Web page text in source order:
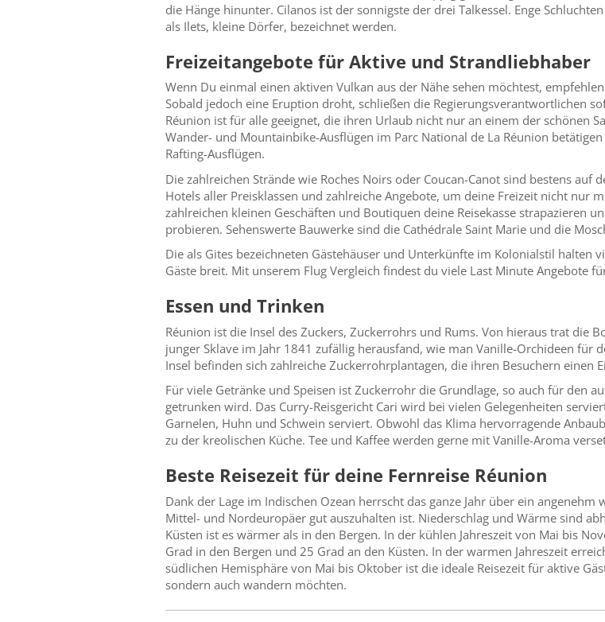
die Hänge hinunter. Cilanos ist der sonnigste der drei Talkessel. Enge
als Ilets, kleine Dörfer, bezeichnet werden.
Freizeitangebote für Aktive und Strandliebhaber
Wenn Du einmal einen aktiven Vulkan aus der Nähe sehen möchtest,
Sobald jedoch eine Eruption droht, schließen die Regierungsverantwortlichen
Réunion ist für alle geeignet, die ihren Urlaub nicht nur an einem der schönen
Wander- und Mountainbike-Ausflügen im Parc National de La Réunion
Rafting-Ausflügen.
Die zahlreichen Strände wie Roches Noirs oder Coucan-Canot sind bestens auf
Hotels aller Preisklassen und zahlreiche Angebote, um deine Freizeit nicht nur
zahlreichen kleinen Geschäften und Boutiquen deine Reisekasse strapazieren
probieren. Sehenswerte Bauwerke sind die Cathédrale Saint Marie und die
Die als Gites bezeichneten Gästehäuser und Unterkünfte im Kolonialstil halten
Gäste breit. Mit unserem Flug Vergleich findest du viele Last Minute Angebote
Essen und Trinken
Réunion ist die Insel des Zuckers, Zuckerrohrs und Rums. Von hieraus trat die
junger Sklave im Jahr 1841 zufällig herausfand, wie man Vanille-Orchideen für
Insel befinden sich zahlreiche Zuckerrohrplantagen, die ihren Besuchern einen
Für viele Getränke und Speisen ist Zuckerrohr die Grundlage, so auch für den
getrunken wird. Das Curry-Reisgericht Cari wird bei vielen Gelegenheiten
Garnelen, Huhn und Schwein serviert. Obwohl das Klima hervorragende
zu der kreolischen Küche. Tee und Kaffee werden gerne mit Vanille-Aroma
Beste Reisezeit für deine Fernreise Réunion
Dank der Lage im Indischen Ozean herrscht das ganze Jahr über ein
Mittel- und Nordeuropäer gut auszuhalten ist. Niederschlag und Wärme sind
Küsten ist es wärmer als in den Bergen. In der kühlen Jahreszeit von Mai bis
Grad in den Bergen und 25 Grad an den Küsten. In der warmen Jahreszeit
südlichen Hemisphäre von Mai bis Oktober ist die ideale Reisezeit für aktive
sondern auch wandern möchten.